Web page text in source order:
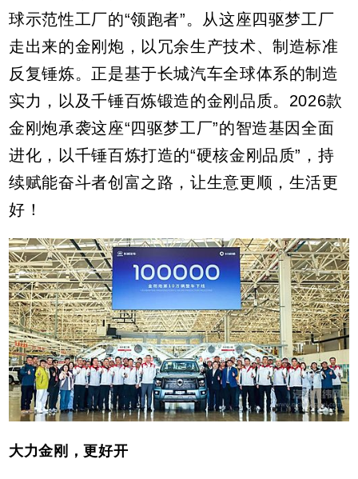
球示范性工厂的“领跑者”。从这座四驱梦工厂
走出来的金刚炮，以冗余生产技术、制造标准
反复锤炼。正是基于长城汽车全球体系的制造
实力，以及千锤百炼锻造的金刚品质。2026款
金刚炮承袭这座“四驱梦工厂”的智造基因全面
进化，以千锤百炼打造的“硬核金刚品质”，持
续赋能奋斗者创富之路，让生意更顺，生活更
好！
大力金刚，更好开